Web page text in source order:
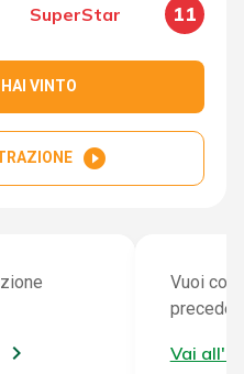
SuperStar 11
VINTO
play_circle_filled
Vuoi
Vai